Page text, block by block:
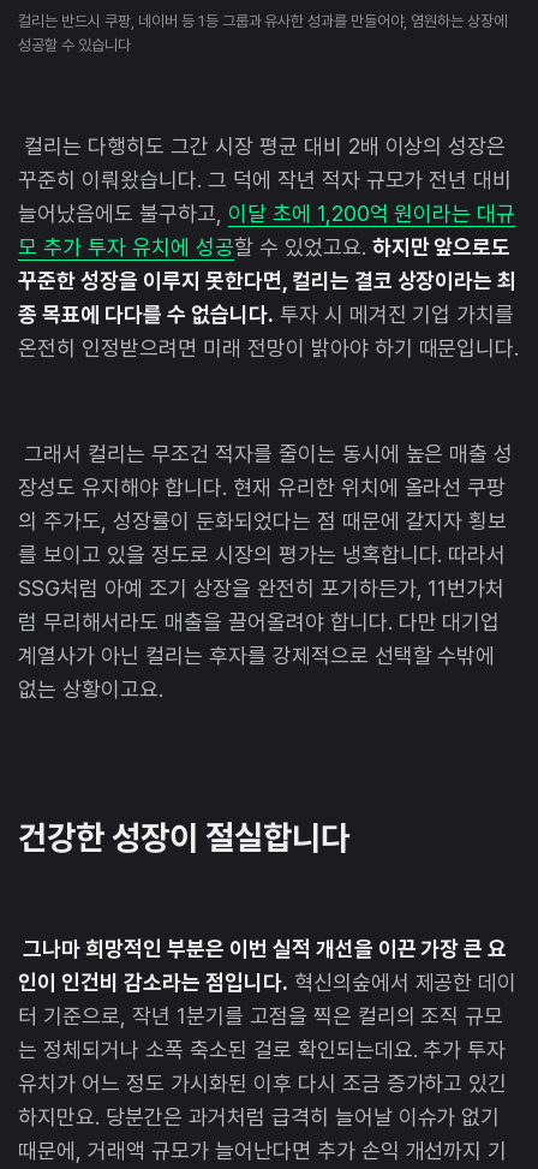
컬리는 반드시 쿠팡, 네이버 등 1등 그룹과 유사한 성과를 만들어야, 염원하는 상장에
성공할 수 있습니다
컬리는 다행히도 그간 시장 평균 대비 2배 이상의 성장은
꾸준히 이뤄왔습니다. 그 덕에 작년 적자 규모가 전년 대비
늘어났음에도 불구하고, 이달 초에 1,200억 원이라는 대규
모 추가 투자 유치에 성공할 수 있었고요. 하지만 앞으로도
꾸준한 성장을 이루지 못한다면, 컬리는 결코 상장이라는 최
종 목표에 다다를 수 없습니다. 투자 시 메겨진 기업 가치를
온전히 인정받으려면 미래 전망이 밝아야 하기 때문입니다.
그래서 컬리는 무조건 적자를 줄이는 동시에 높은 매출 성
장성도 유지해야 합니다. 현재 유리한 위치에 올라선 쿠팡
의 주가도, 성장률이 둔화되었다는 점 때문에 갈지자 횡보
를 보이고 있을 정도로 시장의 평가는 냉혹합니다. 따라서
SSG처럼 아예 조기 상장을 완전히 포기하든가, 11번가처
럼 무리해서라도 매출을 끌어올려야 합니다. 다만 대기업
계열사가 아닌 컬리는 후자를 강제적으로 선택할 수밖에
없는 상황이고요.
건강한 성장이 절실합니다
그나마 희망적인 부분은 이번 실적 개선을 이끈 가장 큰 요
인이 인건비 감소라는 점입니다. 혁신의숲에서 제공한 데이
터 기준으로, 작년 1분기를 고점을 찍은 컬리의 조직 규모
는 정체되거나 소폭 축소된 걸로 확인되는데요. 추가 투자
유치가 어느 정도 가시화된 이후 다시 조금 증가하고 있긴
하지만요. 당분간은 과거처럼 급격히 늘어날 이슈가 없기
때문에, 거래액 규모가 늘어난다면 추가 손익 개선까지 기